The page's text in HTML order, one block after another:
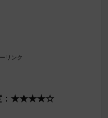
リンク
度：★★★★☆